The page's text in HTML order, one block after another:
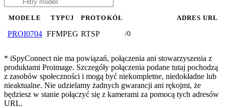
MODELE TYPUJ PROTOKÓŁ ADRES URL
PROI0704 FFMPEG RTSP /0
* iSpyConnect nie ma powiązań, połączenia ani stowarzyszenia z
produktami Proimage. Szczegóły połączenia podane tutaj pochodzą
z zasobów społeczności i mogą być niekompletne, niedokładne lub
nieaktualne. Nie udzielamy żadnych gwarancji ani rękojmi, że
będziesz w stanie połączyć się z kamerami za pomocą tych adresów
URL.